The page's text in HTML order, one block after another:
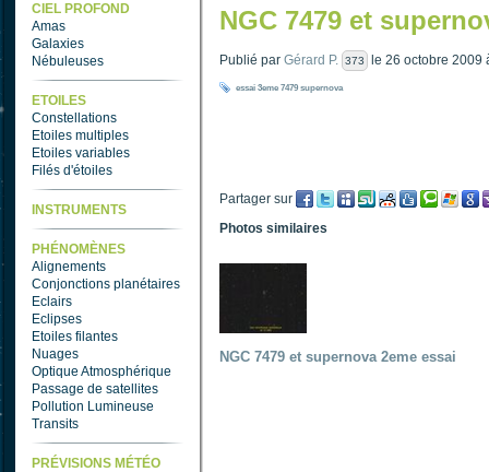
CIEL PROFOND
Amas
Galaxies
Nébuleuses
ETOILES
Constellations
Etoiles multiples
Etoiles variables
Filés d'étoiles
INSTRUMENTS
PHÉNOMÈNES
Alignements
Conjonctions planétaires
Eclairs
Eclipses
Etoiles filantes
Nuages
Optique Atmosphérique
Passage de satellites
Pollution Lumineuse
Transits
PRÉVISIONS MÉTÉO
NGC 7479 et
Publié par Gérard P. 373 le 26 octobre 2009
essai 3eme 7479 supernova
Partager sur
Photos similaires
NGC 7479 et supernova 2eme essai